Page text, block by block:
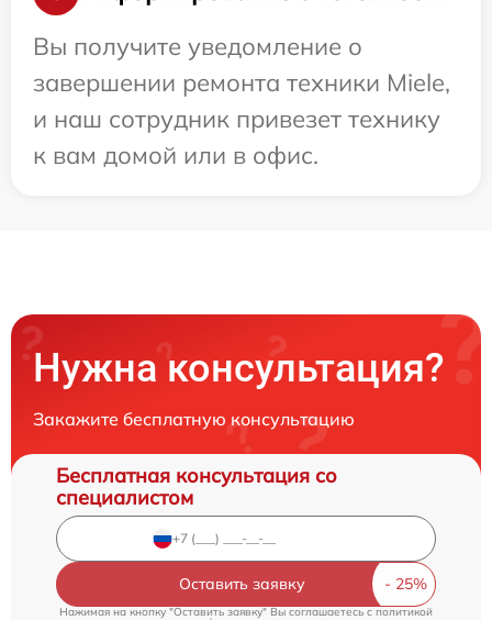
Вы получите уведомление о
завершении ремонта техники Miele,
и наш сотрудник привезет технику
к вам домой или в офис.
Нужна консультация?
Закажите бесплатную консультацию
Бесплатная консультация со
специалистом
Оставить заявку
Нажимая на кнопку "Оставить заявку" Вы соглашаетесь cполитикой